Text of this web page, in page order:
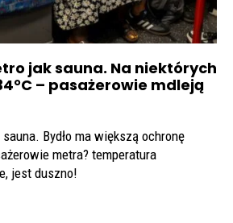
jak sauna. Na niektórych
– pasażerowie mdleją
Bydło ma większą ochronę
metra? temperatura
jest duszno!